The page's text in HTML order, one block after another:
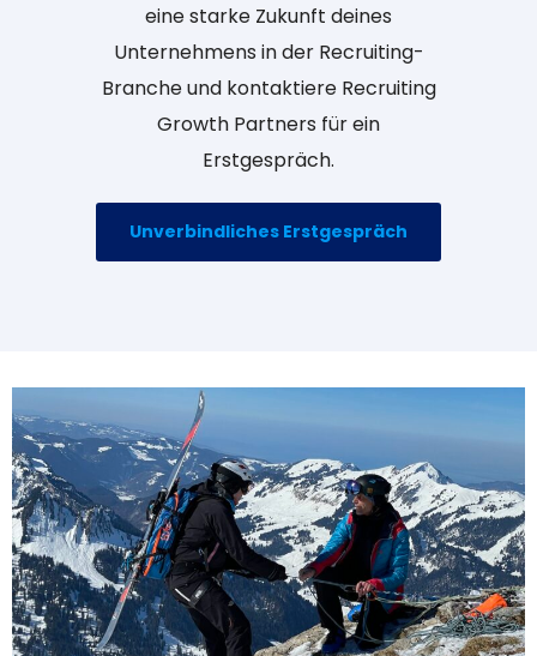
eine starke Zukunft deines
Unternehmens in der Recruiting-
Branche und kontaktiere Recruiting
Growth Partners für ein
Erstgespräch.
Unverbindliches Erstgespräch